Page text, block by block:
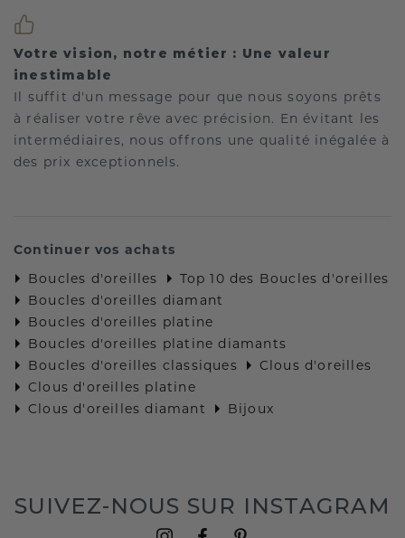
Votre vision, notre métier : Une valeur
inestimable
Il suffit d'un message pour que nous soyons prêts
à réaliser votre rêve avec précision. En évitant les
intermédiaires, nous offrons une qualité inégalée à
des prix exceptionnels.
Continuer vos achats
Boucles d'oreilles
Top 10 des Boucles d'oreilles
Boucles d'oreilles diamant
Boucles d'oreilles platine
Boucles d'oreilles platine diamants
Boucles d'oreilles classiques
Clous d'oreilles
Clous d'oreilles platine
Clous d'oreilles diamant
Bijoux
SUIVEZ-NOUS SUR INSTAGRAM